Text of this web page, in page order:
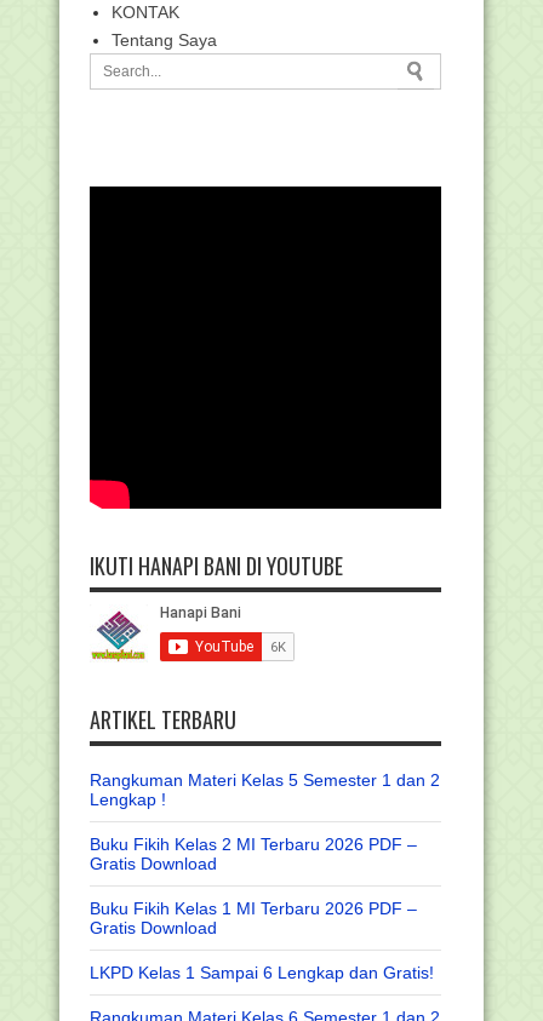
KONTAK
Tentang Saya
IKUTI HANAPI BANI DI YOUTUBE
ARTIKEL TERBARU
Rangkuman Materi Kelas 5 Semester 1 dan 2
Lengkap !
Buku Fikih Kelas 2 MI Terbaru 2026 PDF –
Gratis Download
Buku Fikih Kelas 1 MI Terbaru 2026 PDF –
Gratis Download
LKPD Kelas 1 Sampai 6 Lengkap dan Gratis!